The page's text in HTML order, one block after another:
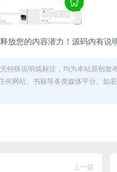
放您的内容潜力！源码内有说
特殊说明或标注，均为本站原创
何网站、书籍等各类媒体平台。如
上一篇